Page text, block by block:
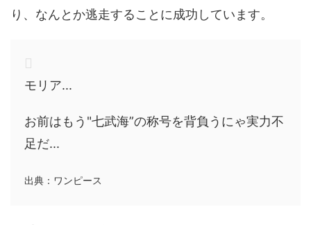
り、なんとか逃走することに成功しています。
モリア...
お前はもう"七武海”の称号を背負うにゃ実力不
足だ...
出典：ワンピース